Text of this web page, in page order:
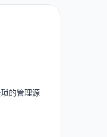
的管理源